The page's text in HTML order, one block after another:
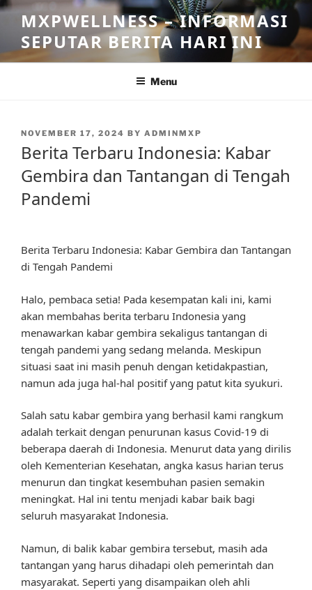
Skip
content
MXPWELLNESS – INFORMASI
SEPUTAR BERITA HARI INI
Menu
POSTED
NOVEMBER 17, 2024 BY ADMINMXP
Berita Terbaru Indonesia: Kabar
Gembira dan Tantangan di Tengah
Pandemi
Berita Terbaru Indonesia: Kabar Gembira dan Tantangan
di Tengah Pandemi
Halo, pembaca setia! Pada kesempatan kali ini, kami
akan membahas berita terbaru Indonesia yang
menawarkan kabar gembira sekaligus tantangan di
tengah pandemi yang sedang melanda. Meskipun
situasi saat ini masih penuh dengan ketidakpastian,
namun ada juga hal-hal positif yang patut kita syukuri.
Salah satu kabar gembira yang berhasil kami rangkum
adalah terkait dengan penurunan kasus Covid-19 di
beberapa daerah di Indonesia. Menurut data yang dirilis
oleh Kementerian Kesehatan, angka kasus harian terus
menurun dan tingkat kesembuhan pasien semakin
meningkat. Hal ini tentu menjadi kabar baik bagi
seluruh masyarakat Indonesia.
Namun, di balik kabar gembira tersebut, masih ada
tantangan yang harus dihadapi oleh pemerintah dan
masyarakat. Seperti yang disampaikan oleh ahli